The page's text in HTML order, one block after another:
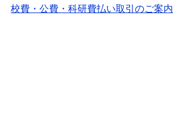
校費・公費・科研費払い取引のご案内